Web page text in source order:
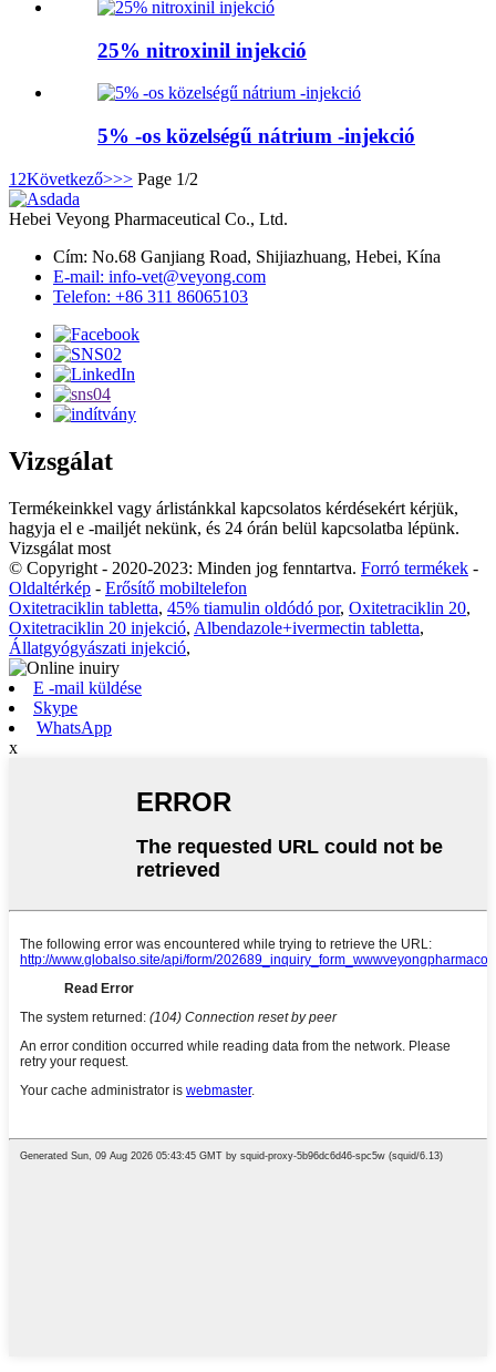
25% nitroxinil injekció
5% -os közelségű nátrium -injekció
1 2Következő>>> Page 1/2
Hebei Veyong Pharmaceutical Co., Ltd.
Cím: No.68 Ganjiang Road, Shijiazhuang, Hebei, Kína
E-mail: info-vet@veyong.com
Telefon: +86 311 86065103
Vizsgálat
Termékeinkkel vagy árlistánkkal kapcsolatos kérdésekért kérjük,
hagyja el e -mailjét nekünk, és 24 órán belül kapcsolatba lépünk.
Vizsgálat most
© Copyright - 2020-2023: Minden jog fenntartva. Forró termékek -
Oldaltérkép - Erősítő mobiltelefon
Oxitetraciklin tabletta, 45% tiamulin oldódó por, Oxitetraciklin 20,
Oxitetraciklin 20 injekció, Albendazole+ivermectin tabletta,
Állatgyógyászati ​​injekció,
E -mail küldése
Skype
WhatsApp
x